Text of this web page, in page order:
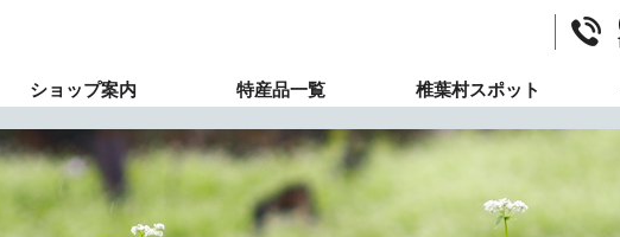
ショップ案内 特産品一覧 椎葉村スポット